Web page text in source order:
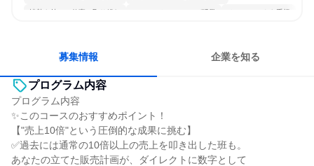
情熱を持って仕事に取り組む コミュニケーションが活発 チームワークを重視
募集情報 企業を知る
プログラム内容
プログラム内容
✨このコースのおすすめポイント！
【"売上10倍"という圧倒的な成果に挑む】
✅過去には通常の10倍以上の売上を叩き出した班も。
あなたの立てた販売計画が、ダイレクトに数字として